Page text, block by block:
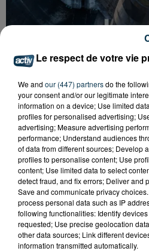
CYANOBACTÉRIES : LE
ARRÊTÉ POUR LES
Le respect de votre vie
We and our (447) partnersdo the
your consent and/or our legitimate
information on a device; Use limited
profiles for personalised advertising;
advertising; Measure advertising
performance; Understand audiences
of data from different sources; Develop
profiles to personalise content; Use
content; Use limited data to select
detect fraud, and fix errors; Deliver and
Save and communicate privacy
process personal data such as IP
following functionalities: Identify
requested; Use precise geolocation
other data sources; Link different
information transmitted automatically.